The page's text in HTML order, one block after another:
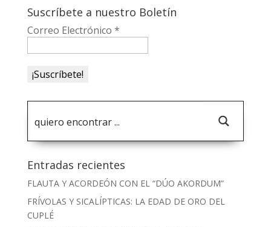
Suscríbete a nuestro Boletín
Correo Electrónico *
Entradas recientes
FLAUTA Y ACORDEÓN CON EL “DÚO AKORDUM”
FRÍVOLAS Y SICALÍPTICAS: LA EDAD DE ORO DEL
CUPLÉ